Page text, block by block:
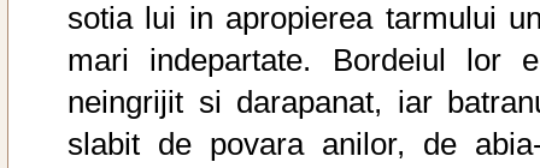
sotia lui in apropierea tarmului
mari indepartate. Bordeiul lor
neingrijit si darapanat, iar
slabit de povara anilor, de